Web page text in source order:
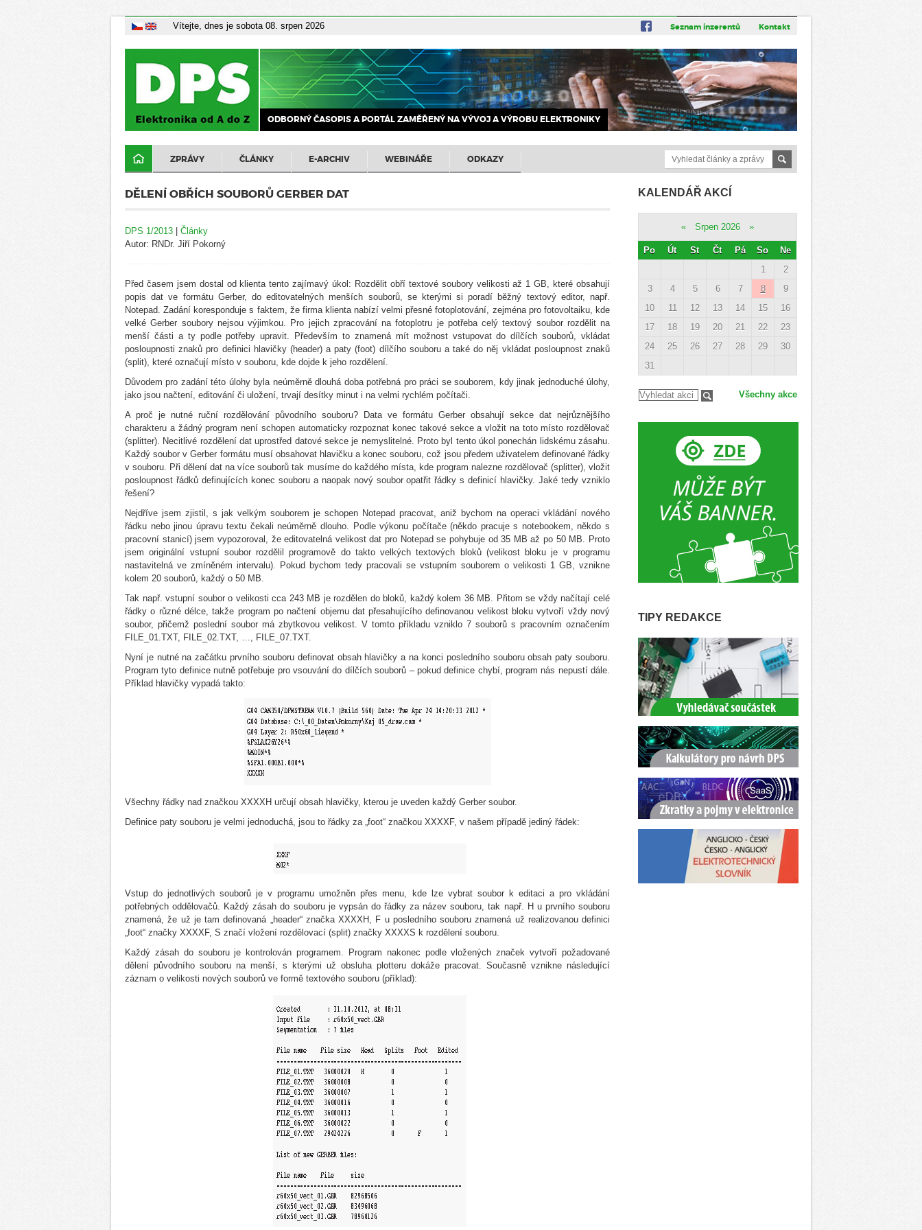
Vítejte, dnes je sobota 08. srpen 2026 Seznam inzerentů Kontakt
ODBORNÝ ČASOPIS A PORTÁL ZAMĚŘENÝ NA VÝVOJ A VÝROBU ELEKTRONIKY
ZPRÁVY ČLÁNKY E-ARCHIV WEBINÁŘE ODKAZY
DĚLENÍ OBŘÍCH SOUBORŮ GERBER DAT
DPS 1/2013 | Články
Autor: RNDr. Jiří Pokorný
Před časem jsem dostal od klienta tento zajímavý úkol: Rozdělit obří textové soubory velikosti až 1 GB, které obsahují
popis dat ve formátu Gerber, do editovatelných menších souborů, se kterými si poradí běžný textový editor, např.
Notepad. Zadání koresponduje s faktem, že firma klienta nabízí velmi přesné fotoplotování, zejména pro fotovoltaiku, kde
velké Gerber soubory nejsou výjimkou. Pro jejich zpracování na fotoplotru je potřeba celý textový soubor rozdělit na
menší části a ty podle potřeby upravit. Především to znamená mít možnost vstupovat do dílčích souborů, vkládat
posloupnosti znaků pro definici hlavičky (header) a paty (foot) dílčího souboru a také do něj vkládat posloupnost znaků
(split), které označují místo v souboru, kde dojde k jeho rozdělení.
Důvodem pro zadání této úlohy byla neúměrně dlouhá doba potřebná pro práci se souborem, kdy jinak jednoduché úlohy,
jako jsou načtení, editování či uložení, trvají desítky minut i na velmi rychlém počítači.
A proč je nutné ruční rozdělování původního souboru? Data ve formátu Gerber obsahují sekce dat nejrůznějšího
charakteru a žádný program není schopen automaticky rozpoznat konec takové sekce a vložit na toto místo rozdělovač
(splitter). Necitlivé rozdělení dat uprostřed datové sekce je nemyslitelné. Proto byl tento úkol ponechán lidskému zásahu.
Každý soubor v Gerber formátu musí obsahovat hlavičku a konec souboru, což jsou předem uživatelem definované řádky
v souboru. Při dělení dat na více souborů tak musíme do každého místa, kde program nalezne rozdělovač (splitter), vložit
posloupnost řádků definujících konec souboru a naopak nový soubor opatřit řádky s definicí hlavičky. Jaké tedy vzniklo
řešení?
Nejdříve jsem zjistil, s jak velkým souborem je schopen Notepad pracovat, aniž bychom na operaci vkládání nového
řádku nebo jinou úpravu textu čekali neúměrně dlouho. Podle výkonu počítače (někdo pracuje s notebookem, někdo s
pracovní stanicí) jsem vypozoroval, že editovatelná velikost dat pro Notepad se pohybuje od 35 MB až po 50 MB. Proto
jsem originální vstupní soubor rozdělil programově do takto velkých textových bloků (velikost bloku je v programu
nastavitelná ve zmíněném intervalu). Pokud bychom tedy pracovali se vstupním souborem o velikosti 1 GB, vznikne
kolem 20 souborů, každý o 50 MB.
Tak např. vstupní soubor o velikosti cca 243 MB je rozdělen do bloků, každý kolem 36 MB. Přitom se vždy načítají celé
řádky o různé délce, takže program po načtení objemu dat přesahujícího definovanou velikost bloku vytvoří vždy nový
soubor, přičemž poslední soubor má zbytkovou velikost. V tomto příkladu vzniklo 7 souborů s pracovním označením
FILE_01.TXT, FILE_02.TXT, …, FILE_07.TXT.
Nyní je nutné na začátku prvního souboru definovat obsah hlavičky a na konci posledního souboru obsah paty souboru.
Program tyto definice nutně potřebuje pro vsouvání do dílčích souborů – pokud definice chybí, program nás nepustí dále.
Příklad hlavičky vypadá takto:
Všechny řádky nad značkou XXXXH určují obsah hlavičky, kterou je uveden každý Gerber soubor.
Definice paty souboru je velmi jednoduchá, jsou to řádky za „foot“ značkou XXXXF, v našem případě jediný řádek:
Vstup do jednotlivých souborů je v programu umožněn přes menu, kde lze vybrat soubor k editaci a pro vkládání
potřebných oddělovačů. Každý zásah do souboru je vypsán do řádky za název souboru, tak např. H u prvního souboru
znamená, že už je tam definovaná „header“ značka XXXXH, F u posledního souboru znamená už realizovanou definici
„foot“ značky XXXXF, S značí vložení rozdělovací (split) značky XXXXS k rozdělení souboru.
Každý zásah do souboru je kontrolován programem. Program nakonec podle vložených značek vytvoří požadované
dělení původního souboru na menší, s kterými už obsluha plotteru dokáže pracovat. Současně vznikne následující
záznam o velikosti nových souborů ve formě textového souboru (příklad):
KALENDÁŘ AKCÍ
« Srpen 2026 »
Po Út St Čt Pá So
Ne
1
2
3
4 5 6 7 8
9
10
11 12 13 14 15
16
17
18 19 20 21 22
23
24
25 26 27 28 29
30
31
Všechny akce
TIPY REDAKCE